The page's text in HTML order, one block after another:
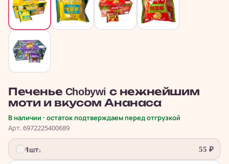
Печенье Chobywi с нежнейшим
моти и вкусом Ананаса
В наличии · остаток подтверждаем перед отгрузкой
Арт. 6972225400689
1шт. 55 ₽